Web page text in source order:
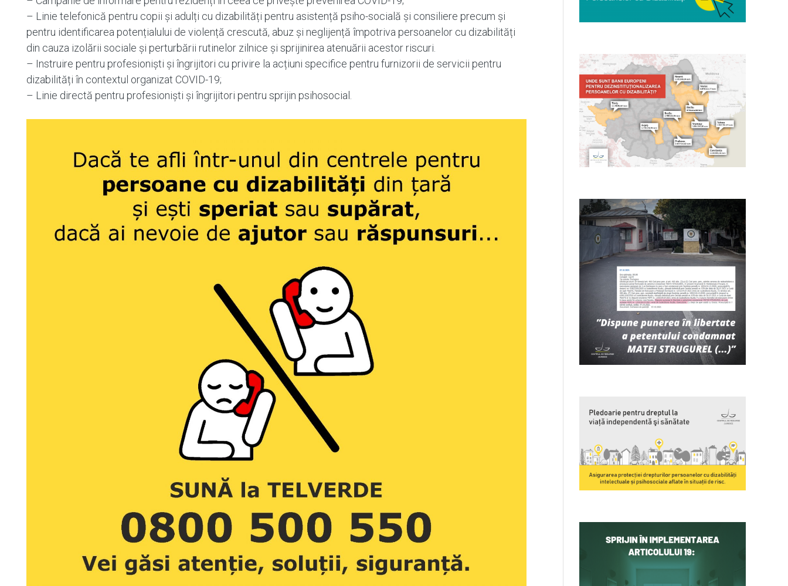
– Linie telefonică pentru copii și adulți cu dizabilități pentru asistență psiho-socială și consiliere precum și
pentru identificarea potențialului de violență crescută, abuz și neglijență împotriva persoanelor cu dizabilități
din cauza izolării sociale și perturbării rutinelor zilnice și sprijinirea atenuării acestor riscuri.
– Instruire pentru profesioniști și îngrijitori cu privire la acțiuni specifice pentru furnizorii de servicii pentru
dizabilități în contextul organizat COVID-19;
– Linie directă pentru profesioniști și îngrijitori pentru sprijin psihosocial.